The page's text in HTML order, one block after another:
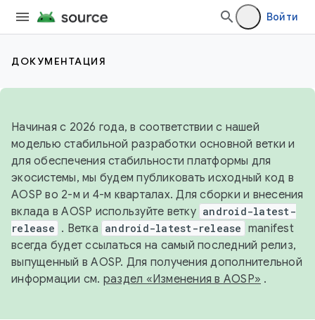
Войти
ДОКУМЕНТАЦИЯ
Начиная с 2026 года, в соответствии с нашей
моделью стабильной разработки основной ветки и
для обеспечения стабильности платформы для
экосистемы, мы будем публиковать исходный код в
AOSP во 2-м и 4-м кварталах. Для сборки и внесения
вклада в AOSP используйте ветку android-latest-
release . Ветка android-latest-release manifest
всегда будет ссылаться на самый последний релиз,
выпущенный в AOSP. Для получения дополнительной
информации см. раздел «Изменения в AOSP» .